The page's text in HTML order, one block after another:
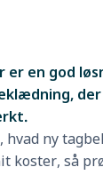
en god
hvad ny
koster, så